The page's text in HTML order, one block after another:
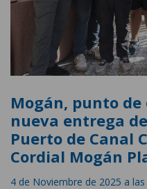
Mogán, punto
nueva entrega
Puerto de Canal
Cordial Mogán
4 de Noviembre de 2025 a las